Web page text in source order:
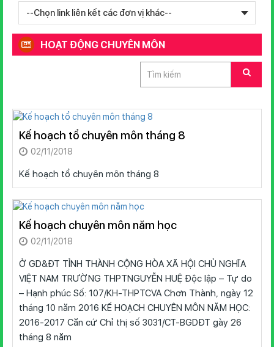
HOẠT ĐỘNG CHUYÊN MÔN
Kế hoạch tổ chuyên môn tháng 8
02/11/2018
Kế hoạch tổ chuyên môn tháng 8
Kế hoạch chuyên môn năm học
02/11/2018
Ở GD&ĐT TỈNH THÀNH CỘNG HÒA XÃ HỘI CHỦ NGHĨA
VIỆT NAM TRƯỜNG THPTNGUYỄN HUỆ Độc lập – Tự do
– Hạnh phúc Số: 107/KH-THPTCVA Chơn Thành, ngày 12
tháng 10 năm 2016 KẾ HOẠCH CHUYÊN MÔN NĂM HỌC:
2016-2017 Căn cứ Chỉ thị số 3031/CT-BGDĐT gày 26
tháng 8 năm